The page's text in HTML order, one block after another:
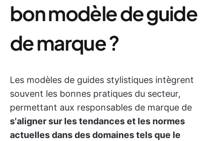
bon modèle de guide
de marque ?
Les modèles de guides stylistiques intègrent
souvent les bonnes pratiques du secteur,
permettant aux responsables de marque de
s'aligner sur les tendances et les normes
actuelles dans des domaines tels que le